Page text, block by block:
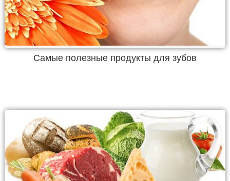
Самые полезные продукты для зубов